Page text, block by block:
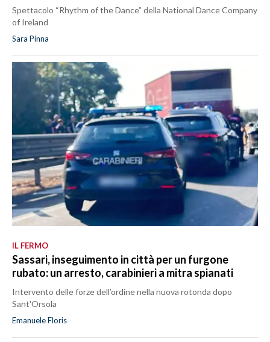
Spettacolo “Rhythm of the Dance” della National Dance Company
of Ireland
Sara Pinna
IL FERMO
Sassari, inseguimento in città per un furgone
rubato: un arresto, carabinieri a mitra spianati
Intervento delle forze dell’ordine nella nuova rotonda dopo
Sant'Orsola
Emanuele Floris